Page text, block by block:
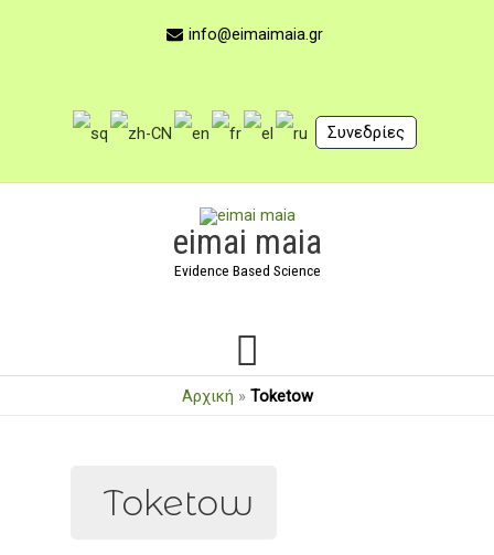
info@eimaimaia.gr
Συνεδρίες
eimai maia
Evidence Based Science
Κύριο
Μενού
Αρχική » Toketow
Toketow